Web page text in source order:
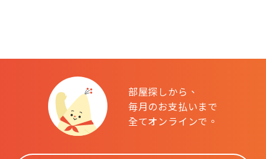
部屋探しから、
毎月のお支払いまで
全てオンラインで。